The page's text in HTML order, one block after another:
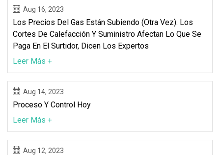
Aug 16, 2023
Los Precios Del Gas Están Subiendo (otra Vez). Los
Cortes De Calefacción Y Suministro Afectan Lo Que Se
Paga En El Surtidor, Dicen Los Expertos
Leer Más +
Aug 14, 2023
Proceso Y Control Hoy
Leer Más +
Aug 12, 2023